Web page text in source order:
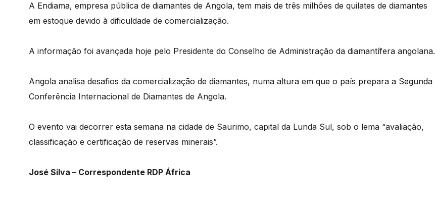
A Endiama, empresa pública de diamantes de Angola, tem mais de três milhões de quilates de diamantes
em estoque devido à dificuldade de comercialização.
A informação foi avançada hoje pelo Presidente do Conselho de Administração da diamantífera angolana.
Angola analisa desafios da comercialização de diamantes, numa altura em que o país prepara a Segunda
Conferência Internacional de Diamantes de Angola.
O evento vai decorrer esta semana na cidade de Saurimo, capital da Lunda Sul, sob o lema “avaliação,
classificação e certificação de reservas minerais”.
José Silva – Correspondente RDP África